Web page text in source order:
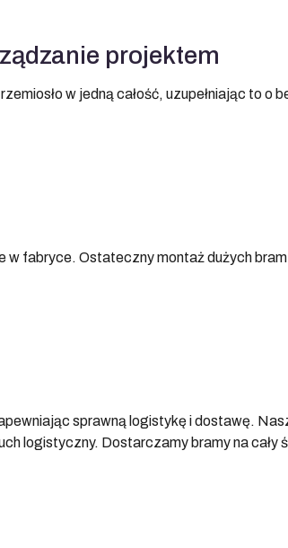
projektem
w jedną całość, uzupełniając to o
w fabryce. Ostateczny montaż dużych
sprawną logistykę i dostawę.
logistyczny. Dostarczamy bramy na cały